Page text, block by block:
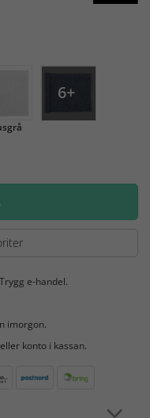
6+
e-handel.
imorgon.
konto i kassan.